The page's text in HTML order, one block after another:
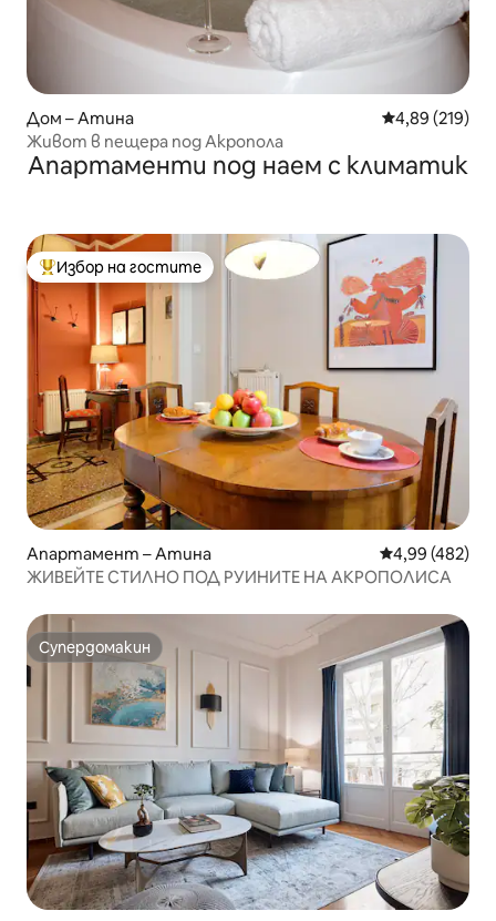
Дом – Атина Средна
4,89 (219)
Живот в пещера под Акропола
Апартаменти под наем с климатик
Най-популярен избор на гостите
Избор на гостите
Апартамент – Атина Средна
4,99 (482)
ЖИВЕЙТЕ СТИЛНО ПОД РУИНИТЕ НА АКРОПОЛИСА
Супердомакин
Супердомакин